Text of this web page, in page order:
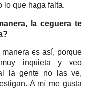
lo que haga falta.
la ceguera te
es así, porque
inquieta y veo
la gente no las ve,
A mí me gusta